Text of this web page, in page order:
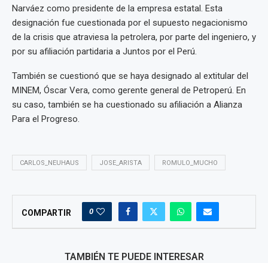
Narváez como presidente de la empresa estatal. Esta
designación fue cuestionada por el supuesto negacionismo
de la crisis que atraviesa la petrolera, por parte del ingeniero, y
por su afiliación partidaria a Juntos por el Perú.
También se cuestionó que se haya designado al extitular del
MINEM, Óscar Vera, como gerente general de Petroperú. En
su caso, también se ha cuestionado su afiliación a Alianza
Para el Progreso.
CARLOS_NEUHAUS JOSE_ARISTA ROMULO_MUCHO
COMPARTIR 0
TAMBIÉN TE PUEDE INTERESAR